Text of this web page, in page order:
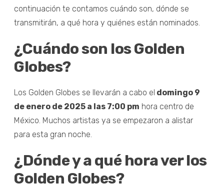
continuación te contamos cuándo son, dónde se
transmitirán, a qué hora y quiénes están nominados.
¿Cuándo son los Golden
Globes?
Los Golden Globes se llevarán a cabo el domingo 9
de enero de 2025 a las 7:00 pm hora centro de
México. Muchos artistas ya se empezaron a alistar
para esta gran noche.
¿Dónde y a qué hora ver los
Golden Globes?